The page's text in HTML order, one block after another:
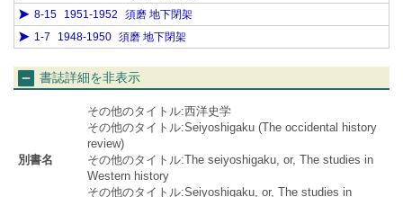
8-15
1951-1952
須磨 地下閉架
1-7
1948-1950 須磨 地下閉架
書誌詳細を非表示
別書名
その他のタイトル:西洋史学
その他のタイトル:Seiyoshigaku (The occidental history
review)
その他のタイトル:The seiyoshigaku, or, The studies in
Western history
その他のタイトル:Seiyoshigaku, or, The studies in